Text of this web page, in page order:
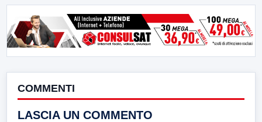
COMMENTI
LASCIA UN COMMENTO